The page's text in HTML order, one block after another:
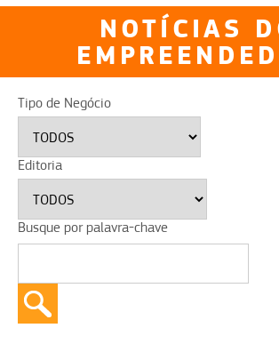
NOTÍCIAS
Tipo de Negócio
Editoria
Busque por palavra-chave